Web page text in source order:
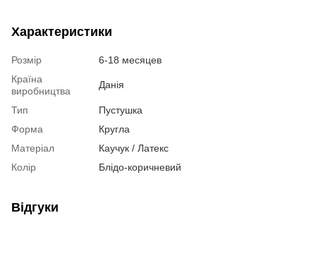
Характеристики
Розмір
6-18 месяцев
Країна
виробництва
Данія
Тип
Пустушка
Форма
Кругла
Матеріал
Каучук / Латекс
Колір
Блідо-коричневий
Відгуки